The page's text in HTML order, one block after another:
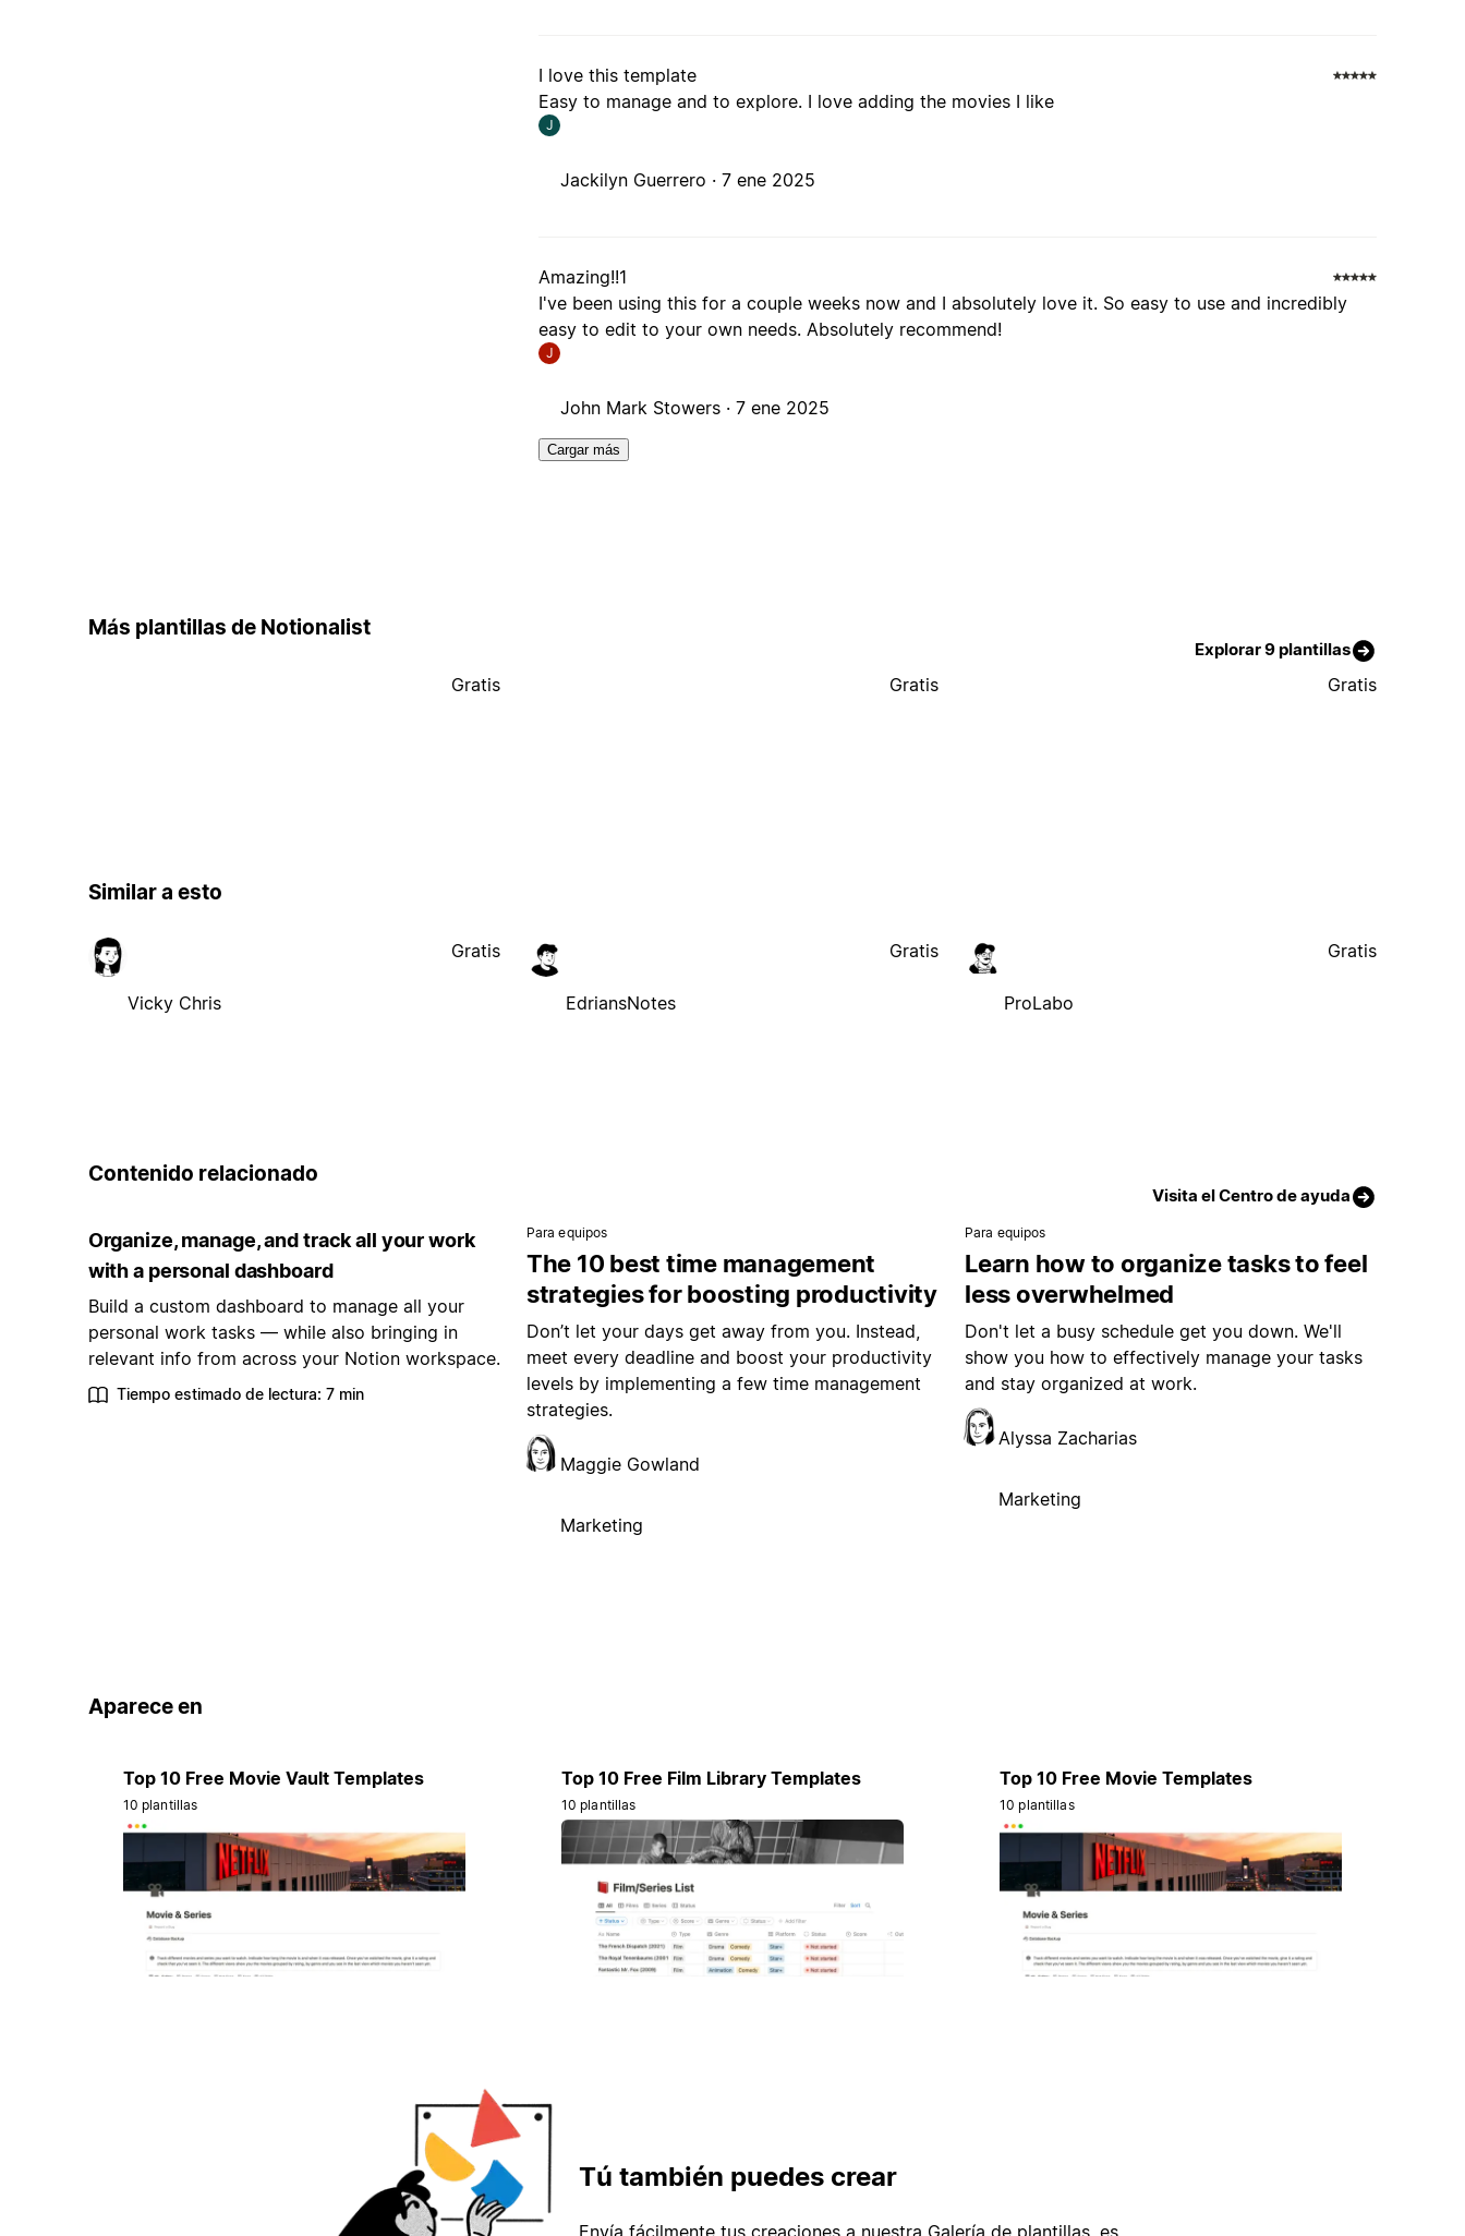
I love this template
Easy to manage and to explore. I love adding the movies I like
J
Jackilyn Guerrero ·7 ene 2025
Amazing!!1
I've been using this for a couple weeks now and I absolutely love it. So easy to use and incredibly
easy to edit to your own needs. Absolutely recommend!
J
John Mark Stowers ·7 ene 2025
Cargar más
Más plantillas de Notionalist
Explorar 9 plantillas
Gratis Gratis Gratis
Similar a esto
Vicky Chris
Gratis
EdriansNotes
Gratis
ProLabo
Gratis
Contenido relacionado
Visita el Centro de ayuda
Organize, manage, and track all your work
with a personal dashboard
Build a custom dashboard to manage all your
personal work tasks — while also bringing in
relevant info from across your Notion workspace.
Tiempo estimado de lectura: 7 min
Para equipos
The 10 best time management
strategies for boosting productivity
Don’t let your days get away from you. Instead,
meet every deadline and boost your productivity
levels by implementing a few time management
strategies.
Maggie Gowland
Marketing
Para equipos
Learn how to organize tasks to feel
less overwhelmed
Don't let a busy schedule get you down. We'll
show you how to effectively manage your tasks
and stay organized at work.
Alyssa Zacharias
Marketing
Aparece en
Top 10 Free Movie Vault Templates
10 plantillas
Top 10 Free Film Library Templates
10 plantillas
Top 10 Free Movie Templates
10 plantillas
Tú también puedes crear